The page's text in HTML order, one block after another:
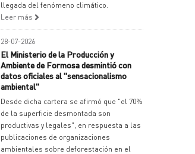
llegada del fenómeno climático.
Leer más
28-07-2026
El Ministerio de la Producción y
Ambiente de Formosa desmintió con
datos oficiales al "sensacionalismo
ambiental"
Desde dicha cartera se afirmó que "el 70%
de la superficie desmontada son
productivas y legales", en respuesta a las
publicaciones de organizaciones
ambientales sobre deforestación en el